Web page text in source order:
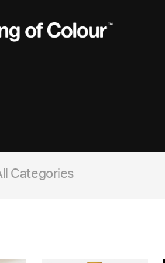
Categories